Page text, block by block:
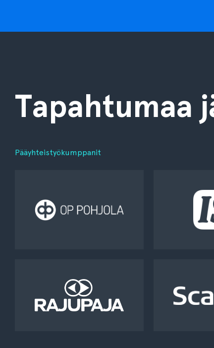
Tapahtumaa
Pääyhteistyökumppanit